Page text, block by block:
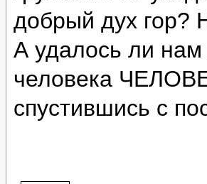
добрый дух
А удалось ли нам
человека
спустившись с